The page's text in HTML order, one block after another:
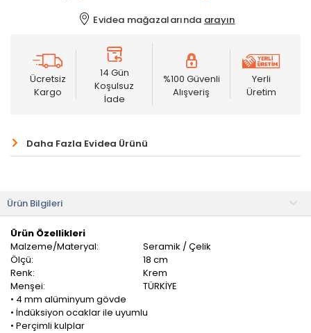
Evidea mağazalarında arayın
Ücretsiz
Kargo
14 Gün
Koşulsuz
İade
%100 Güvenli
Alışveriş
Yerli
Üretim
Daha Fazla Evidea Ürünü
Ürün Bilgileri
Ürün Özellikleri
Malzeme/Materyal:
Seramik / Çelik
Ölçü:
18 cm
Renk:
Krem
Menşei:
TÜRKİYE
• 4 mm alüminyum gövde
• İndüksiyon ocaklar ile uyumlu
• Perçimli kulplar